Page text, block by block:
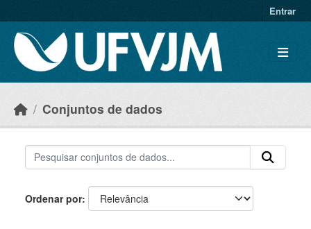
Entrar
Conjuntos de dados
Ordenar por